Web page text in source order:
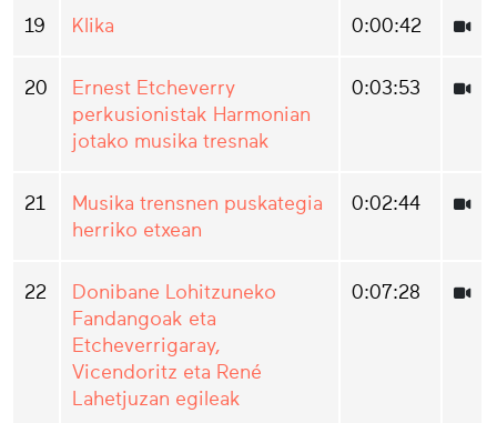
19 Klika 0:00:42
20
Ernest Etcheverry
perkusionistak Harmonian
jotako musika tresnak
0:03:53
21
Musika trensnen puskategia
herriko etxean
0:02:44
22
Donibane Lohitzuneko
Fandangoak eta
Etcheverrigaray,
Vicendoritz eta René
Lahetjuzan egileak
0:07:28